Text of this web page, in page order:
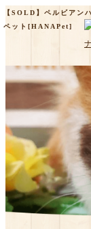
【SOLD】ペルビアン
ペット[HANAPet]